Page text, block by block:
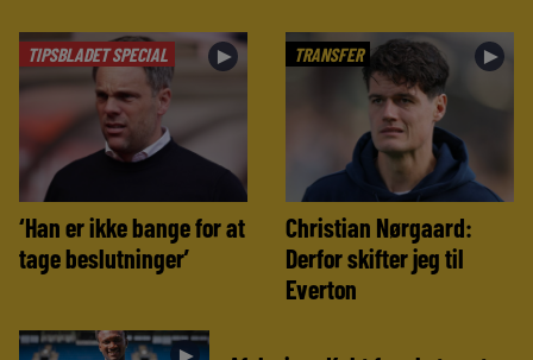
TIPSBLADET SPECIAL ►
‘Han er ikke bange for at
tage beslutninger’
TRANSFER ►
Christian Nørgaard:
Derfor skifter jeg til
Everton